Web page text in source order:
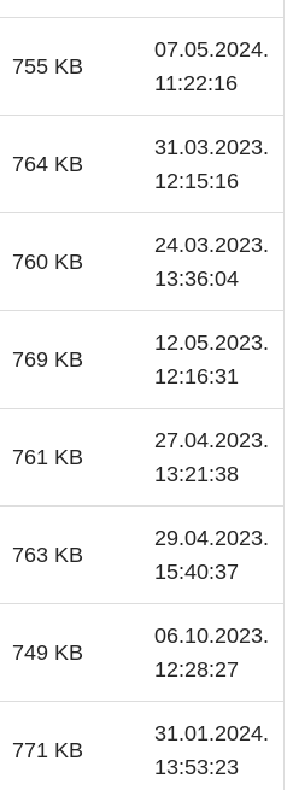
755 KB
07.05.2024.
11:22:16
764 KB
31.03.2023.
12:15:16
760 KB
24.03.2023.
13:36:04
769 KB
12.05.2023.
12:16:31
761 KB
27.04.2023.
13:21:38
763 KB
29.04.2023.
15:40:37
749 KB
06.10.2023.
12:28:27
771 KB
31.01.2024.
13:53:23